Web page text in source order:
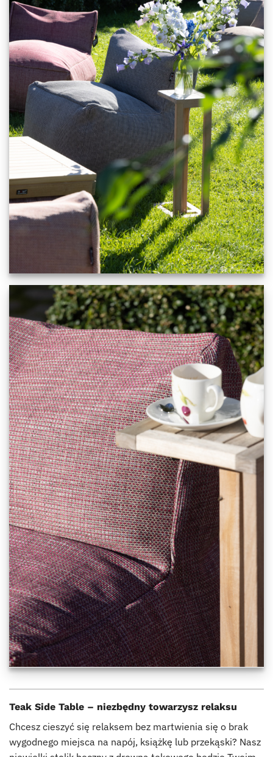
Teak Side Table – niezbędny towarzysz relaksu
Chcesz cieszyć się relaksem bez martwienia się o brak
wygodnego miejsca na napój, książkę lub przekąski? Nasz